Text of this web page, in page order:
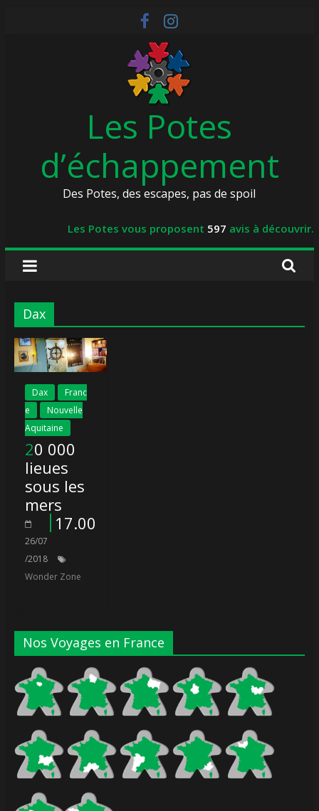
Les Potes
d’échappement
Des Potes, des escapes, pas de spoil
Les Potes vous proposent 597 avis à découvrir.
Dax
Dax
Franc
e
Nouvelle
Aquitaine
20 000
lieues
sous les
mers
17.00
26/07
/2018
Wonder Zone
Nos Voyages en France